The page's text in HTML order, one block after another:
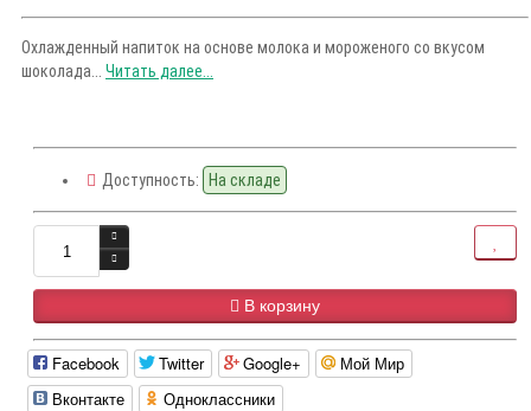
Охлажденный напиток на основе молока и мороженого со вкусом
шоколада... Читать далее...
Доступность: На складе
В корзину
Facebook Twitter Google+
Мой Мир
Вконтакте
Одноклассники